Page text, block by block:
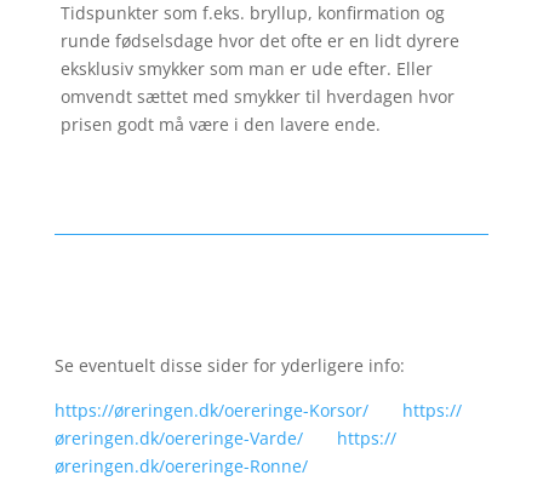
Tidspunkter som f.eks. bryllup, konfirmation og
runde fødselsdage hvor det ofte er en lidt dyrere
eksklusiv smykker som man er ude efter. Eller
omvendt sættet med smykker til hverdagen hvor
prisen godt må være i den lavere ende.
Se eventuelt disse sider for yderligere info:
https://øreringen.dk/oereringe-Korsor/
https://
øreringen.dk/oereringe-Varde/
https://
øreringen.dk/oereringe-Ronne/